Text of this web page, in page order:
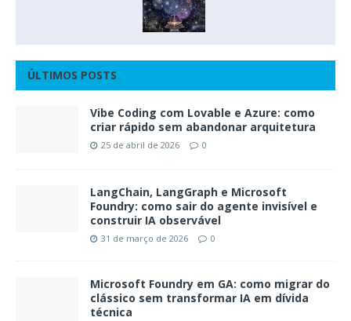
ÚLTIMOS POSTS
Vibe Coding com Lovable e Azure: como
criar rápido sem abandonar arquitetura
25 de abril de 2026 0
LangChain, LangGraph e Microsoft
Foundry: como sair do agente invisível e
construir IA observável
31 de março de 2026 0
Microsoft Foundry em GA: como migrar do
clássico sem transformar IA em dívida
técnica